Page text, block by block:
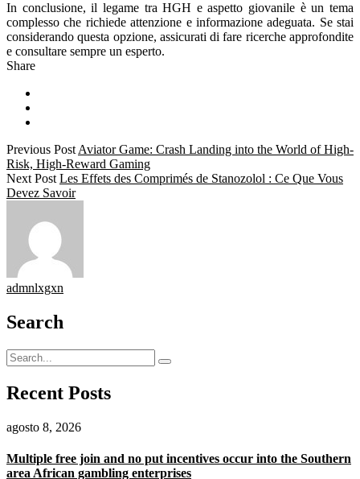
In conclusione, il legame tra HGH e aspetto giovanile è un tema
complesso che richiede attenzione e informazione adeguata. Se stai
considerando questa opzione, assicurati di fare ricerche approfondite
e consultare sempre un esperto.
Share
Previous Post Aviator Game: Crash Landing into the World of High-
Risk, High-Reward Gaming
Next Post Les Effets des Comprimés de Stanozolol : Ce Que Vous
Devez Savoir
admnlxgxn
Search
Recent Posts
agosto 8, 2026
Multiple free join and no put incentives occur into the Southern
area African gambling enterprises